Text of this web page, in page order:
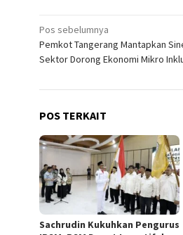
Navigasi
pos
Pos sebelumnya
Pemkot Tangerang Mantapkan
Sektor Dorong Ekonomi Mikro
POS TERKAIT
Sachrudin Kukuhkan Pengurus